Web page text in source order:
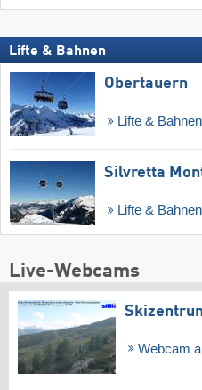
Lifte & Bahnen
Obertauern
Lifte &
Silvretta
Lifte &
Live-Webcams
Webcam